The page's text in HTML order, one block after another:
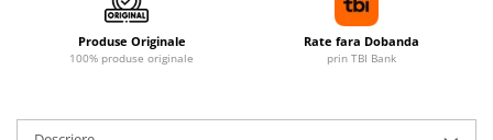
Produse Originale
100% produse originale
Rate fara Dobanda
prin TBI Bank